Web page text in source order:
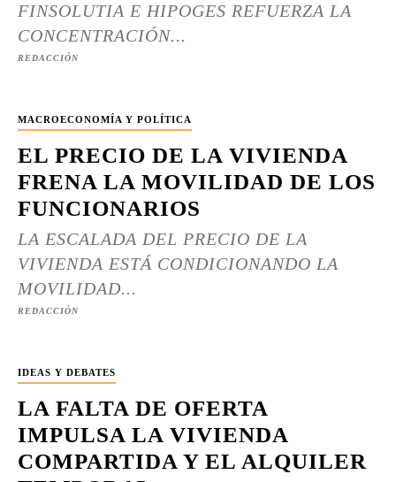
FINSOLUTIA E HIPOGES REFUERZA LA
CONCENTRACIÓN...
REDACCIÓN
MACROECONOMÍA Y POLÍTICA
EL PRECIO DE LA VIVIENDA
FRENA LA MOVILIDAD DE LOS
FUNCIONARIOS
LA ESCALADA DEL PRECIO DE LA
VIVIENDA ESTÁ CONDICIONANDO LA
MOVILIDAD...
REDACCIÓN
IDEAS Y DEBATES
LA FALTA DE OFERTA
IMPULSA LA VIVIENDA
COMPARTIDA Y EL ALQUILER